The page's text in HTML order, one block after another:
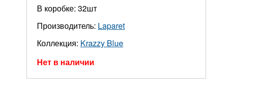
В коробке: 32шт
Производитель: Laparet
Коллекция: Krazzy Blue
Нет в наличии